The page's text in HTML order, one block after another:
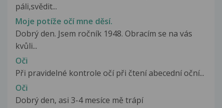
páli,svědit...
Moje potíže očí mne děsí.
Dobrý den. Jsem ročník 1948. Obracím se na vás
kvůli...
Oči
Při pravidelné kontrole očí při čtení abecední oční...
Oči
Dobrý den, asi 3-4 mesíce mě trápí